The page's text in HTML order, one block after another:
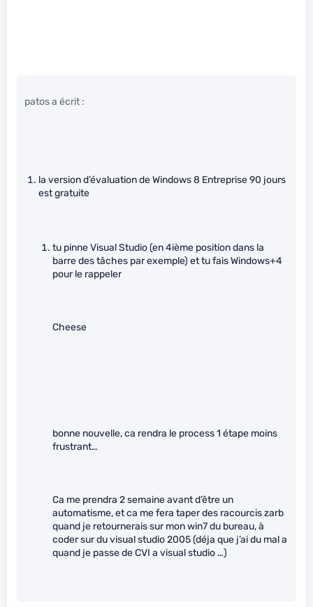
patos a écrit :
la version d’évaluation de Windows 8 Entreprise 90 jours
est gratuite
tu pinne Visual Studio (en 4ième position dans la
barre des tâches par exemple) et tu fais Windows+4
pour le rappeler
Cheese
bonne nouvelle, ca rendra le process 1 étape moins
frustrant…
Ca me prendra 2 semaine avant d’être un
automatisme, et ca me fera taper des racourcis zarb
quand je retournerais sur mon win7 du bureau, à
coder sur du visual studio 2005 (déja que j’ai du mal a
quand je passe de CVI a visual studio …)